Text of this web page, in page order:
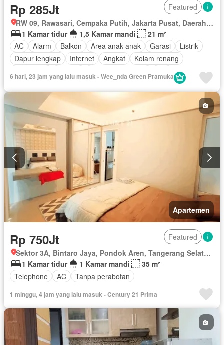
Rp 285Jt
Featured
RW 09, Rawasari, Cempaka Putih, Jakarta Pusat, Daerah Khusus Ibukota Jakarta
1 Kamar tidur
1,5 Kamar mandi
21 m²
AC
Alarm Balkon Area anak-anak Garasi
Listrik
Dapur lengkap
Internet Angkat
Kolam renang
Secure parking
Taman
Akses bagi penyandang disabilitas
Kabel video
Berperabot lengkap
6 hari, 23 jam yang lalu masuk - Wee_nda Green Pramuka
Apartemen
Rp 750Jt
Featured
Sektor 3A, Bintaro Jaya, Pondok Aren, Tangerang Selatan, Banten
1 Kamar tidur
1 Kamar mandi
35 m²
Telephone
AC Tanpa perabotan
1 minggu, 4 jam yang lalu masuk - Century 21 Prima